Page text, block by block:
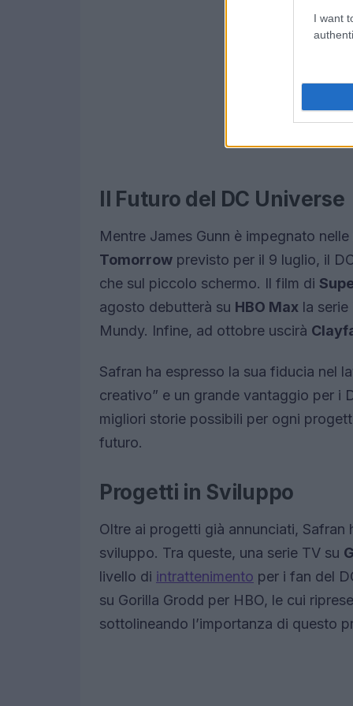
I want
Il Futuro del DC Universe
Mentre James Gunn è impegnato
Tomorrow previsto per il 9 luglio, il
che sul piccolo schermo. Il film di
agosto debutterà su HBO Max la serie
Mundy. Infine, ad ottobre uscirà
Safran ha espresso la sua fiducia nel
creativo” e un grande vantaggio per i
migliori storie possibili per ogni
futuro.
Progetti in Sviluppo
Oltre ai progetti già annunciati,
sviluppo. Tra queste, una serie TV su
livello di intrattenimento per i fan del
su Gorilla Grodd per HBO, le cui
sottolineando l’importanza di questo